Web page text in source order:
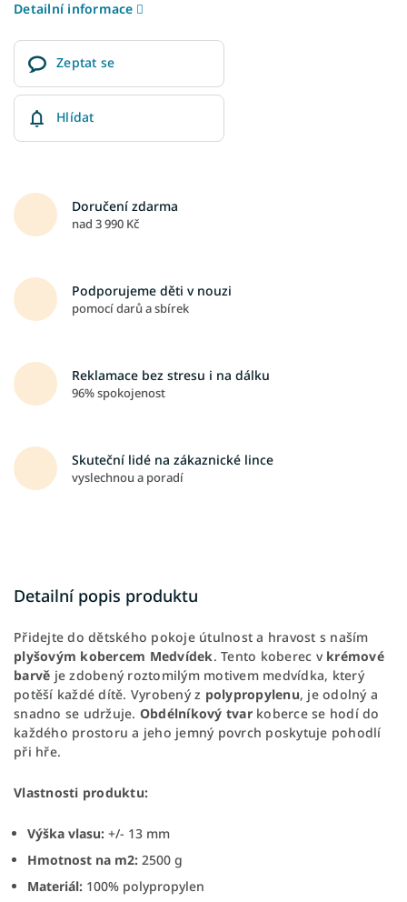
Detailní informace
Zeptat se
Hlídat
Doručení zdarma
nad 3 990 Kč
Podporujeme děti v nouzi
pomocí darů a sbírek
Reklamace bez stresu i na dálku
96% spokojenost
Skuteční lidé na zákaznické lince
vyslechnou a poradí
Detailní popis produktu
Přidejte do dětského pokoje útulnost a hravost s naším
plyšovým kobercem Medvídek. Tento koberec v krémové
barvě je zdobený roztomilým motivem medvídka, který
potěší každé dítě. Vyrobený z polypropylenu, je odolný a
snadno se udržuje. Obdélníkový tvarkoberce se hodí do
každého prostoru a jeho jemný povrch poskytuje pohodlí
při hře.
Vlastnosti produktu:
Výška vlasu: +/- 13 mm
Hmotnost na m2: 2500 g
Materiál: 100% polypropylen